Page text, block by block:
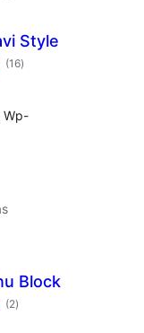
Style
(16valoracións
totais
)
Wp-
Block
(2valoracións
totais
)